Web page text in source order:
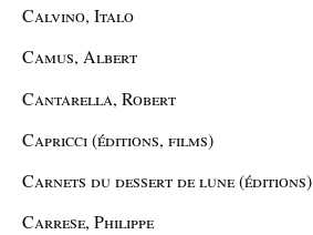
Calvino, Italo
Camus, Albert
Cantarella, Robert
Capricci (éditions, films)
Carnets du dessert de lune (éditions)
Carrese, Philippe